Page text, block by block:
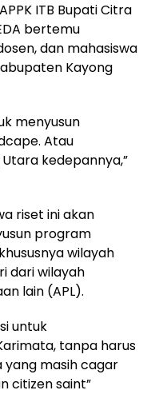
ITB Bupati Citra
bertemu
dan mahasiswa
Kayong
menyusun
Atau
kedepannya,”
riset ini akan
program
wilayah
dari wilayah
lain (APL).
untuk
tanpa harus
masih cagar
citizen saint”